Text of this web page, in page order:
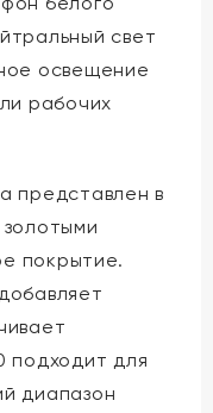
свет
освещение
рабочих
представлен в
покрытие.
подходит для
диапазон